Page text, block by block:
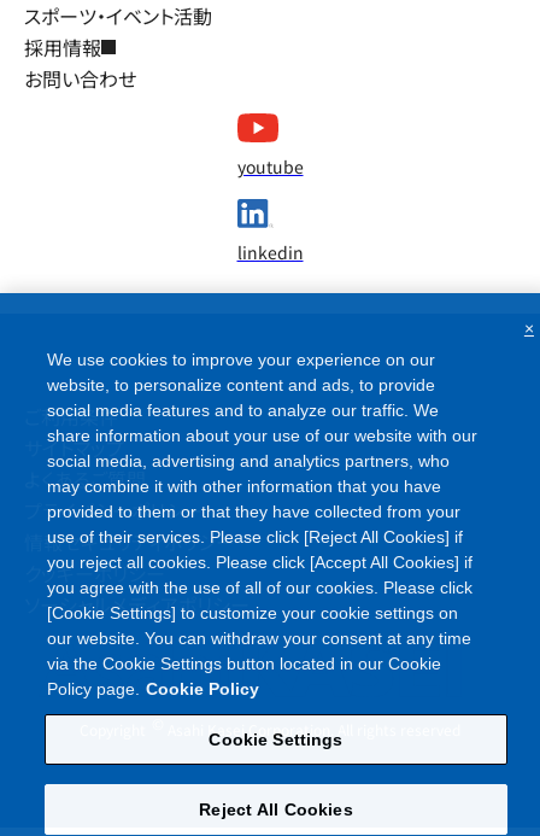
スポーツ・イベント活動
採用情報
お問い合わせ
youtube
linkedin
ご利用条件
サイトマップ
よくあるご質問
プライバシーポリシー
情報セキュリティポリシー
クッキーポリシー
ソーシャルメディアポリシー
Asahi Kasei Corporation. All rights reserved
We use cookies to improve your experience on our
website, to personalize content and ads, to provide
social media features and to analyze our traffic. We
share information about your use of our website with our
social media, advertising and analytics partners, who
may combine it with other information that you have
provided to them or that they have collected from your
use of their services. Please click [Reject All Cookies] if
you reject all cookies. Please click [Accept All Cookies] if
you agree with the use of all of our cookies. Please click
[Cookie Settings] to customize your cookie settings on
our website. You can withdraw your consent at any time
via the Cookie Settings button located in our Cookie
Policy page. Cookie Policy
Cookie Settings
Reject All Cookies
×